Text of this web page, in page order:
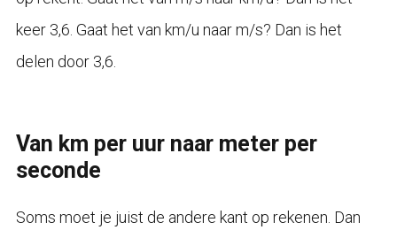
keer 3,6. Gaat het van km/u naar m/s? Dan is het
delen door 3,6.
Van km per uur naar meter per
seconde
Soms moet je juist de andere kant op rekenen. Dan